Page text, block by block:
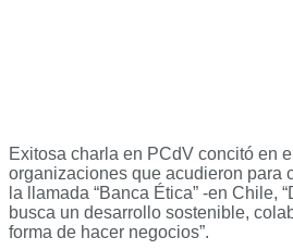
Exitosa charla en PCdV concitó en
organizaciones que acudieron para
la llamada “Banca Ética” -en Chile,
busca un desarrollo sostenible,
forma de hacer negocios”.